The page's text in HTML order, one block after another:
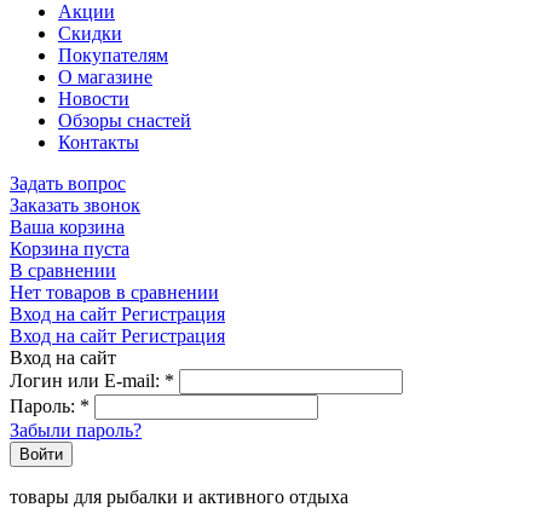
Акции
Скидки
Покупателям
О магазине
Новости
Обзоры снастей
Контакты
Задать вопрос
Заказать звонок
Ваша корзина
Корзина пуста
В сравнении
Нет товаров в сравнении
Вход на сайт Регистрация
Вход на сайт Регистрация
Вход на сайт
Логин или E-mail: *
Пароль: *
Забыли пароль?
Войти
товары для рыбалки и активного отдыха